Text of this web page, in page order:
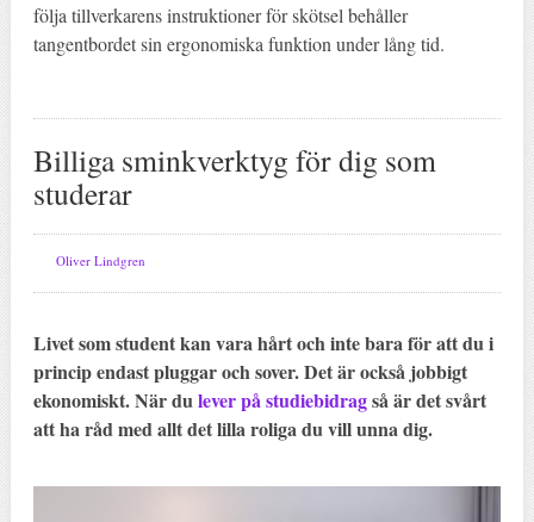
följa tillverkarens instruktioner för skötsel behåller
tangentbordet sin ergonomiska funktion under lång tid.
Billiga sminkverktyg för dig som
studerar
Oliver Lindgren
Livet som student kan vara hårt och inte bara för att du i
princip endast pluggar och sover. Det är också jobbigt
ekonomiskt. När du lever på studiebidragså är det svårt
att ha råd med allt det lilla roliga du vill unna dig.